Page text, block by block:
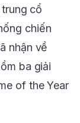
cổ
chiến
nhận về
ba giải
of the Year